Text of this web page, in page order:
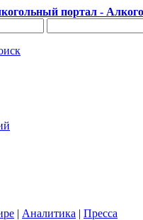
портал -
| Аналитика | Пресса